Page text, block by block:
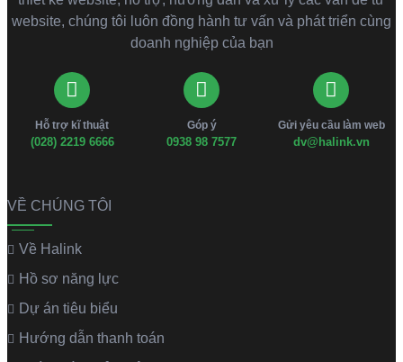
website, chúng tôi luôn đồng hành tư vấn và phát triển cùng
doanh nghiệp của bạn
Hỗ trợ kĩ thuật
(028) 2219 6666
Góp ý
0938 98 7577
Gửi yêu cầu làm web
dv@halink.vn
VỀ CHÚNG TÔI
Về Halink
Hồ sơ năng lực
Dự án tiêu biểu
Hướng dẫn thanh toán